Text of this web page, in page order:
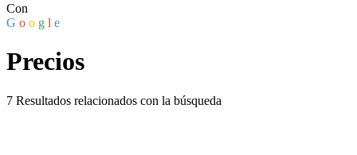
Con
G o o g l e
Precios
7 Resultados relacionados con la búsqueda